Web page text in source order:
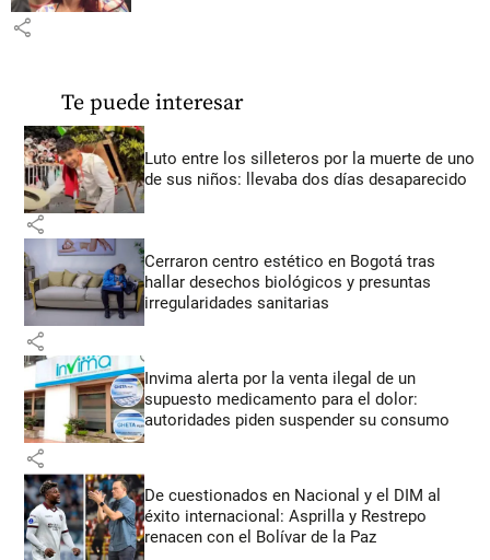
share
Te puede interesar
Luto entre los silleteros por la muerte de uno
de sus niños: llevaba dos días desaparecido
share
Cerraron centro estético en Bogotá tras
hallar desechos biológicos y presuntas
irregularidades sanitarias
share
Invima alerta por la venta ilegal de un
supuesto medicamento para el dolor:
autoridades piden suspender su consumo
share
De cuestionados en Nacional y el DIM al
éxito internacional: Asprilla y Restrepo
renacen con el Bolívar de la Paz